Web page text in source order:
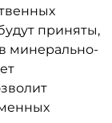
приняты,
минерально-